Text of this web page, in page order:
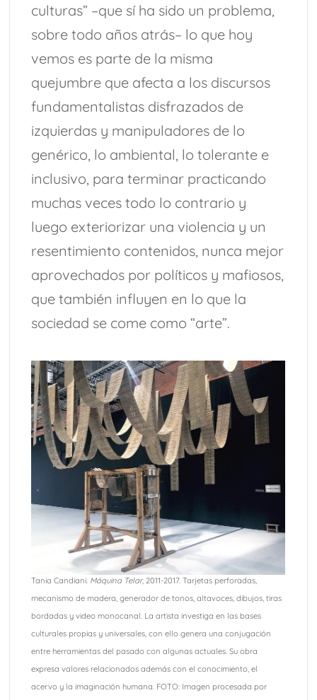
culturas” –que sí ha sido un problema,
sobre todo años atrás– lo que hoy
vemos es parte de la misma
quejumbre que afecta a los discursos
fundamentalistas disfrazados de
izquierdas y manipuladores de lo
genérico, lo ambiental, lo tolerante e
inclusivo, para terminar practicando
muchas veces todo lo contrario y
luego exteriorizar una violencia y un
resentimiento contenidos, nunca mejor
aprovechados por políticos y mafiosos,
que también influyen en lo que la
sociedad se come como “arte”.
Tania Candiani. Máquina Telar, 2011-2017. Tarjetas perforadas,
mecanismo de madera, generador de tonos, altavoces, dibujos, tiras
bordadas y video monocanal. La artista investiga en las bases
culturales propias y universales, con ello genera una conjugación
entre herramientas del pasado con algunas actuales. Su obra
expresa valores relacionados además con el conocimiento, el
acervo y la imaginación humana. FOTO: Imagen procesada por